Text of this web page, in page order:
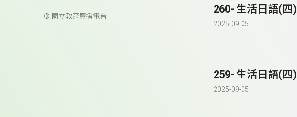
© 國立教育廣播電台
260- 生活日語(四
2025-09-05
259- 生活日語(四
2025-09-05